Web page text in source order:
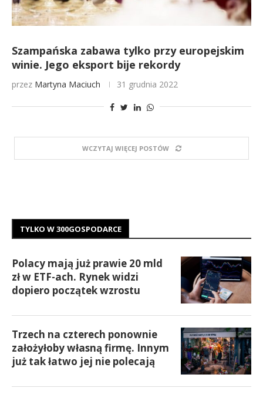
Szampańska zabawa tylko przy europejskim
winie. Jego eksport bije rekordy
przez Martyna Maciuch 31 grudnia 2022
WCZYTAJ WIĘCEJ POSTÓW
TYLKO W 300GOSPODARCE
Polacy mają już prawie 20 mld
zł w ETF-ach. Rynek widzi
dopiero początek wzrostu
Trzech na czterech ponownie
założyłoby własną firmę. Innym
już tak łatwo jej nie polecają